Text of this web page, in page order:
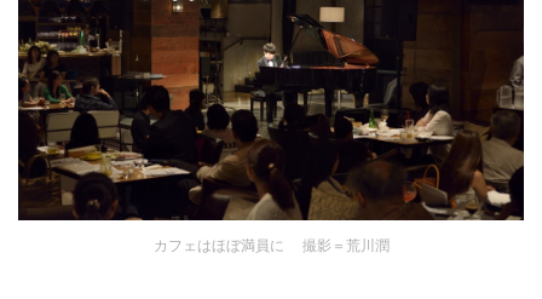
カフェはほぼ満員に 撮影＝荒川潤